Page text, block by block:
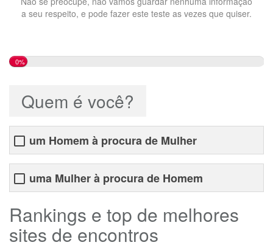
a seu respeito, e pode fazer este teste as vezes que quiser.
0%
Quem é você?
um Homem à procura de Mulher
uma Mulher à procura de Homem
Rankings e top de melhores
sites de encontros